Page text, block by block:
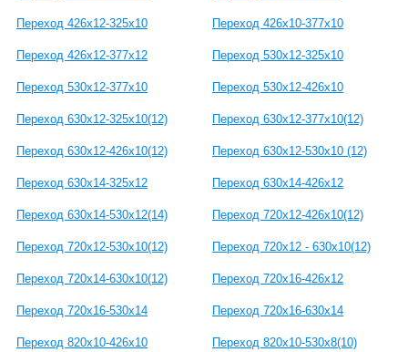
Переход 426х12-325х10 Переход 426х10-377х10
Переход 426х12-377х12 Переход 530х12-325х10
Переход 530х12-377х10 Переход 530х12-426х10
Переход 630x12-325x10(12) Переход 630x12-377x10(12)
Переход 630x12-426x10(12) Переход 630x12-530x10 (12)
Переход 630x14-325x12 Переход 630x14-426x12
Переход 630x14-530x12(14) Переход 720x12-426x10(12)
Переход 720x12-530x10(12) Переход 720x12 - 630x10(12)
Переход 720x14-630x10(12) Переход 720x16-426x12
Переход 720x16-530x14 Переход 720x16-630x14
Переход 820x10-426x10 Переход 820x10-530x8(10)